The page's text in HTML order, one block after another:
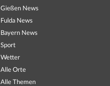
Gießen News
Fulda News
Bayern News
Sport
Wetter
Alle Orte
Alle Themen